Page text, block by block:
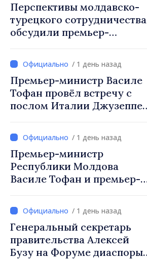
Перспективы молдавско-
турецкого сотрудничества
обсудили премьер-
посол Турции Уйгар
Мустафа Сертел/ 1 день назад
Премьер-министр Василе
Тофан провёл встречу с
послом Италии Джузеппе
/ 1 день назад
Премьер-министр
Республики Молдова
Василе Тофан и премьер-
Вевер обсудили
европейский путь
Республики Молдова
/ 1 день назад
Генеральный секретарь
правительства Алексей
Бузу на Форуме диаспоры: